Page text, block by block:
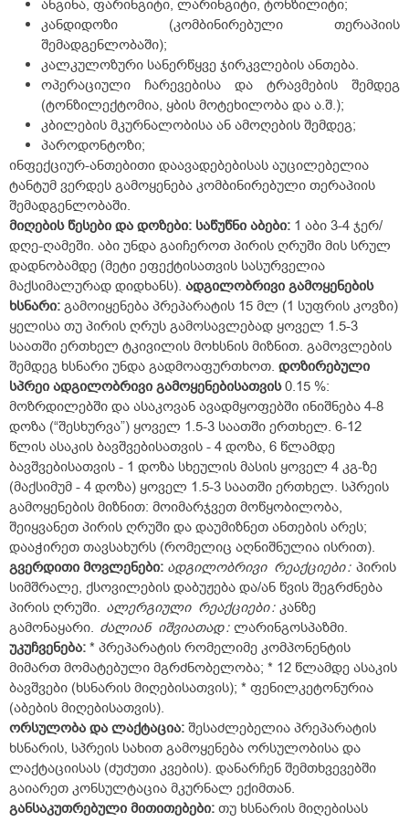
ანგინა, ფარინგიტი, ლარინგიტი, ტონზილიტი;
კანდიდოზი (კომბინირებული თერაპიის
შემადგენლობაში);
კალკულოზური სანერწყვე ჯირკვლების ანთება.
ოპერაციული ჩარევებისა და ტრავმების შემდეგ
(ტონზილექტომია, ყბის მოტეხილობა და ა.შ.);
კბილების მკურნალობისა ან ამოღების შემდეგ;
პაროდონტოზი;
ინფექციურ-ანთებითი დაავადებებისას აუცილებელია
ტანტუმ ვერდეს გამოყენება კომბინირებული თერაპიის
შემადგენლობაში.
მიღების წესები და დოზები: საწუწნი აბები: 1 აბი 3-4 ჯერ/
დღე-ღამეში. აბი უნდა გაიჩეროთ პირის ღრუში მის სრულ
დადნობამდე (მეტი ეფექტისათვის სასურველია
მაქსიმალურად დიდხანს). ადგილობრივი გამოყენების
ხსნარი: გამოიყენება პრეპარატის 15 მლ (1 სუფრის კოვზი)
ყელისა თუ პირის ღრუს გამოსავლებად ყოველ 1.5-3
საათში ერთხელ ტკივილის მოხსნის მიზნით. გამოვლების
შემდეგ ხსნარი უნდა გადმოაფურთხოთ. დოზირებული
სპრეი ადგილობრივი გამოყენებისათვის0.15 %:
მოზრდილებში და ასაკოვან ავადმყოფებში ინიშნება 4-8
დოზა (“შესხურვა”) ყოველ 1.5-3 საათში ერთხელ. 6-12
წლის ასაკის ბავშვებისათვის - 4 დოზა, 6 წლამდე
ბავშვებისათვის - 1 დოზა სხეულის მასის ყოველ 4 კგ-ზე
(მაქსიმუმ - 4 დოზა) ყოველ 1.5-3 საათში ერთხელ. სპრეის
გამოყენების მიზნით: მოიმარჯვეთ მოწყობილობა,
შეიყვანეთ პირის ღრუში და დაუმიზნეთ ანთების არეს;
დააჭირეთ თავსახურს (რომელიც აღნიშნულია ისრით).
გვერდითი მოვლენები: ადგილობრივი რეაქციები: პირის
სიმშრალე, ქსოვილების დაბუჟება და/ან წვის შეგრძნება
პირის ღრუში. ალერგიული რეაქციები: კანზე
გამონაყარი. ძალიან იშვიათად: ლარინგოსპაზმი.
უკუჩვენება: * პრეპარატის რომელიმე კომპონენტის
მიმართ მომატებული მგრძნობელობა; * 12 წლამდე ასაკის
ბავშვები (ხსნარის მიღებისათვის); * ფენილკეტონურია
(აბების მიღებისათვის).
ორსულობა და ლაქტაცია: შესაძლებელია პრეპარატის
ხსნარის, სპრეის სახით გამოყენება ორსულობისა და
ლაქტაციისას (ძუძუთი კვების). დანარჩენ შემთხვევებში
გაიარეთ კონსულტაცია მკურნალ ექიმთან.
განსაკუთრებული მითითებები: თუ ხსნარის მიღებისას